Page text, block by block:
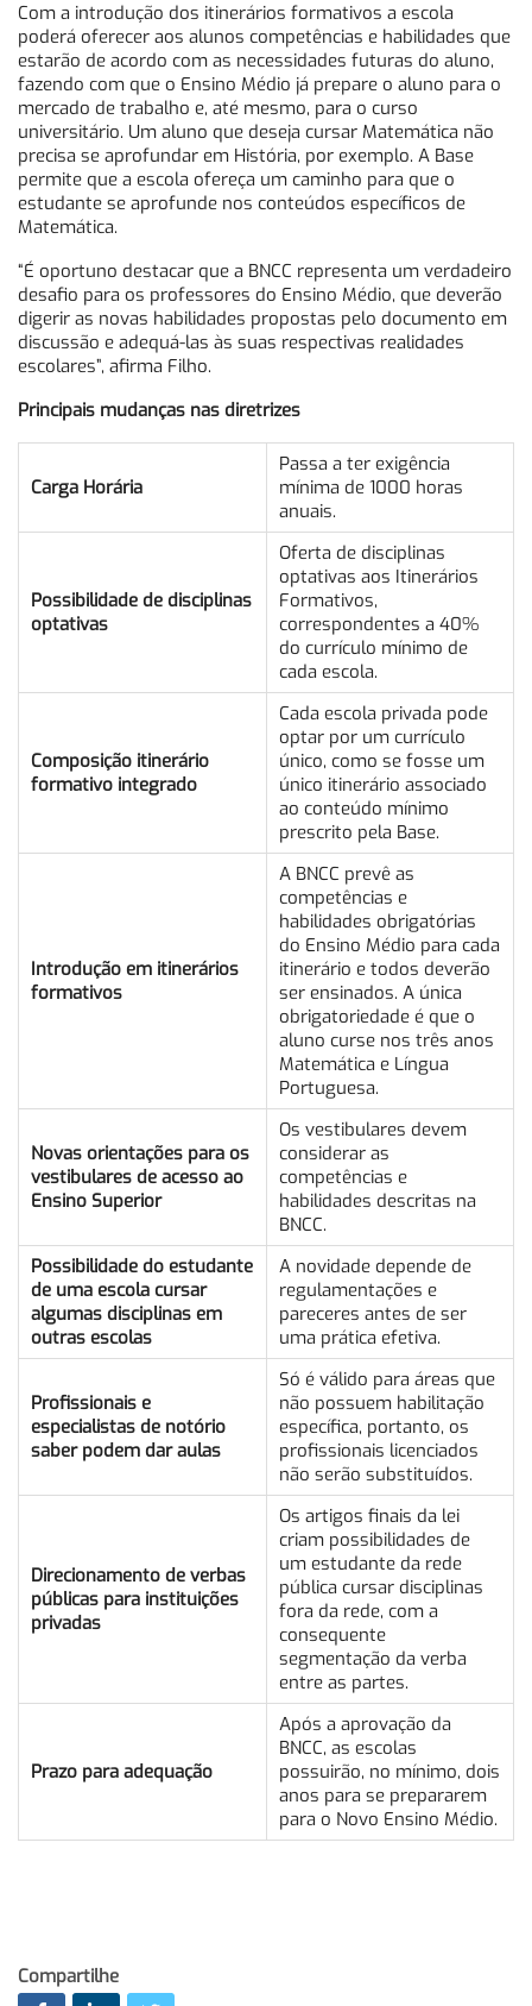
Com a introdução dos itinerários formativos a escola
poderá oferecer aos alunos competências e habilidades que
estarão de acordo com as necessidades futuras do aluno,
fazendo com que o Ensino Médio já prepare o aluno para o
mercado de trabalho e, até mesmo, para o curso
universitário. Um aluno que deseja cursar Matemática não
precisa se aprofundar em História, por exemplo. A Base
permite que a escola ofereça um caminho para que o
estudante se aprofunde nos conteúdos específicos de
Matemática.
“É oportuno destacar que a BNCC representa um verdadeiro
desafio para os professores do Ensino Médio, que deverão
digerir as novas habilidades propostas pelo documento em
discussão e adequá-las às suas respectivas realidades
escolares”, afirma Filho.
Principais mudanças nas diretrizes
Carga Horária
Passa a ter exigência
mínima de 1000 horas
anuais.
Possibilidade de disciplinas
optativas
Oferta de disciplinas
optativas aos Itinerários
Formativos,
correspondentes a 40%
do currículo mínimo de
cada escola.
Composição itinerário
formativo integrado
Cada escola privada pode
optar por um currículo
único, como se fosse um
único itinerário associado
ao conteúdo mínimo
prescrito pela Base.
Introdução em itinerários
formativos
A BNCC prevê as
competências e
habilidades obrigatórias
do Ensino Médio para cada
itinerário e todos deverão
ser ensinados. A única
obrigatoriedade é que o
aluno curse nos três anos
Matemática e Língua
Portuguesa.
Novas orientações para os
vestibulares de acesso ao
Ensino Superior
Os vestibulares devem
considerar as
competências e
habilidades descritas na
BNCC.
Possibilidade do estudante
de uma escola cursar
algumas disciplinas em
outras escolas
A novidade depende de
regulamentações e
pareceres antes de ser
uma prática efetiva.
Profissionais e
especialistas de notório
saber podem dar aulas
Só é válido para áreas que
não possuem habilitação
específica, portanto, os
profissionais licenciados
não serão substituídos.
Direcionamento de verbas
públicas para instituições
privadas
Os artigos finais da lei
criam possibilidades de
um estudante da rede
pública cursar disciplinas
fora da rede, com a
consequente
segmentação da verba
entre as partes.
Prazo para adequação
Após a aprovação da
BNCC, as escolas
possuirão, no mínimo, dois
anos para se prepararem
para o Novo Ensino Médio.
Compartilhe